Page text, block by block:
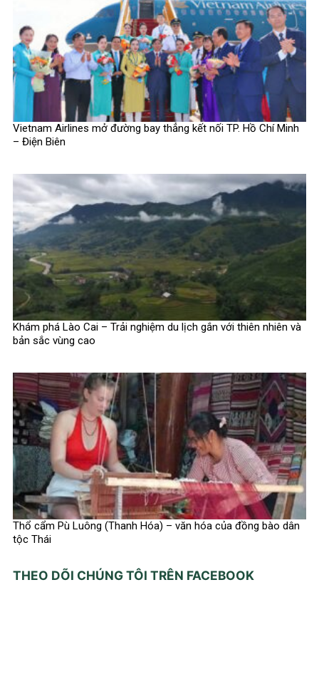
Vietnam Airlines mở đường bay thẳng kết nối TP. Hồ Chí Minh
– Điện Biên
Khám phá Lào Cai – Trải nghiệm du lịch gắn với thiên nhiên và
bản sắc vùng cao
Thổ cẩm Pù Luông (Thanh Hóa) – văn hóa của đồng bào dân
tộc Thái
THEO DÕI CHÚNG TÔI TRÊN FACEBOOK